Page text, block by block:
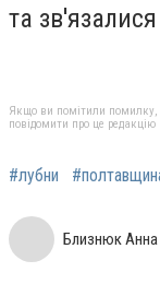
та
Якщо ви помітили помилку,
повідомити про це редакцію
#лубни
Близнюк Анна